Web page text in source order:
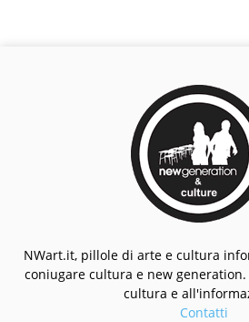
NWart.it, pillole di arte e cultura
coniugare cultura e new
cultura e
Contatti